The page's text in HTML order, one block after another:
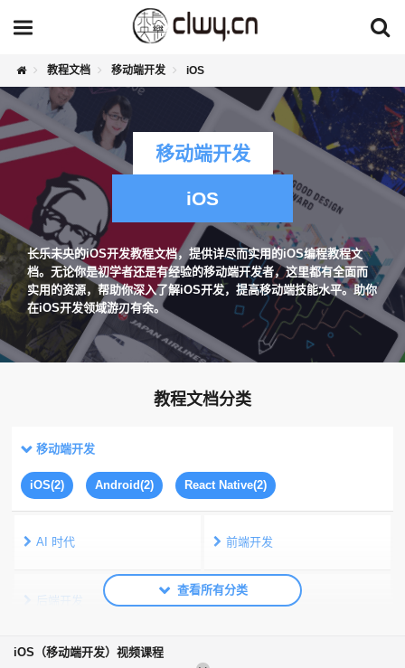
教程文档 移动端开发 iOS
移动端开发
iOS
长乐未央的iOS开发教程文档，提供详尽而实用的iOS编程教程文
档。无论你是初学者还是有经验的移动端开发者，这里都有全面而
实用的资源，帮助你深入了解iOS开发，提高移动端技能水平。助你
在iOS开发领域游刃有余。
教程文档分类
移动端开发
iOS(2) Android(2) React Native(2)
AI 时代 前端开发
后端开发
数据库
iOS（移动端开发）视频课程